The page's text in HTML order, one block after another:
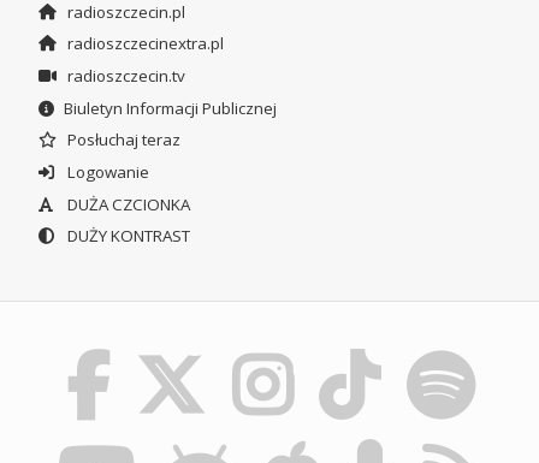
radioszczecin.pl
radioszczecinextra.pl
radioszczecin.tv
Biuletyn Informacji Publicznej
Posłuchaj teraz
Logowanie
DUŻA CZCIONKA
DUŻY KONTRAST